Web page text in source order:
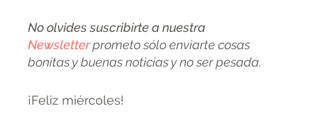
No olvides suscribirte a nuestra
Newsletterprometo sólo enviarte cosas
bonitas y buenas noticias y no ser pesada.
¡Feliz miércoles!